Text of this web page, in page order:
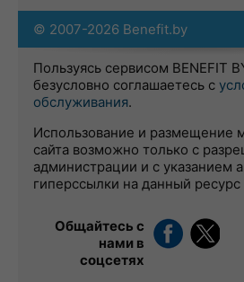
© 2007-2026 Benefit.by
Пользуясь сервисом BENEFIT
безусловно соглашаетесь с
обслуживания.
Использование и размещение
сайта возможно только с
администрации и с указанием
гиперссылки на данный ресурс
Общайтесь с
нами в
соцсетях